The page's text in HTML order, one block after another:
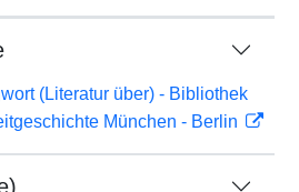
(Literatur über) - Bibliothek
München - Berlin